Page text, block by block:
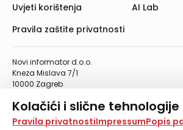
Kolačići i slične tehnologije
Na našoj web stranici koristimo
Pravila privatnostiImpressumPopis
Novi informator d.o.o.
Kneza Mislava 7/1
10000 Zagreb
Telefaks: 01/4612-553
info@informator.hr
Uvjeti korištenja
Pravila zaštite privatnosti
AI Lab